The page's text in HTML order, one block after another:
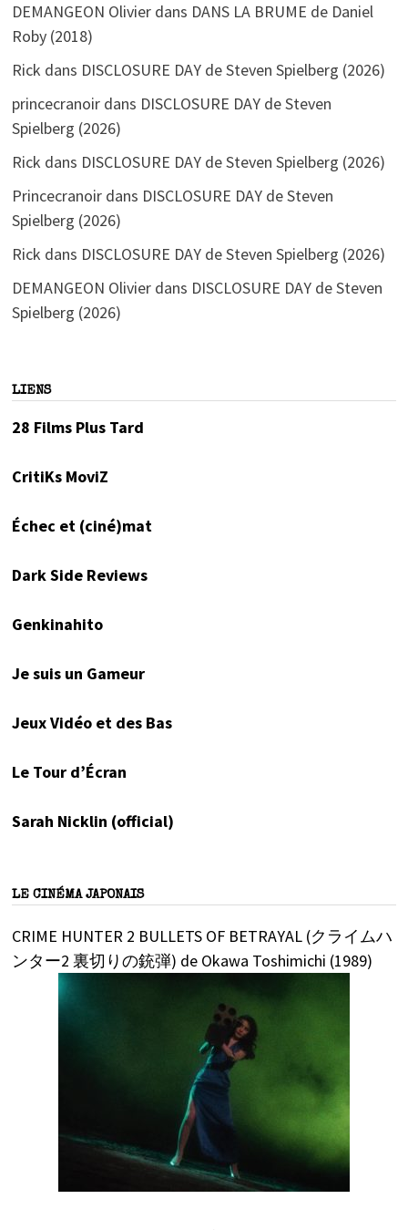
DEMANGEON Olivierdans DANS LA BRUME de Daniel
Roby (2018)
Rick dans DISCLOSURE DAY de Steven Spielberg (2026)
princecranoirdans DISCLOSURE DAY de Steven
Spielberg (2026)
Rick dans DISCLOSURE DAY de Steven Spielberg (2026)
Princecranoirdans DISCLOSURE DAY de Steven
Spielberg (2026)
Rick dans DISCLOSURE DAY de Steven Spielberg (2026)
DEMANGEON Olivierdans DISCLOSURE DAY de Steven
Spielberg (2026)
LIENS
28 Films Plus Tard
CritiKs MoviZ
Échec et (ciné)mat
Dark Side Reviews
Genkinahito
Je suis un Gameur
Jeux Vidéo et des Bas
Le Tour d’Écran
Sarah Nicklin (official)
LE CINÉMA JAPONAIS
CRIME HUNTER 2 BULLETS OF BETRAYAL (クライムハ
ンター2 裏切りの銃弾) de Okawa Toshimichi (1989)